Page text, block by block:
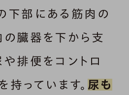
下部にある筋肉の
の臓器を下から支
や排便をコントロ
持っています。 尿も